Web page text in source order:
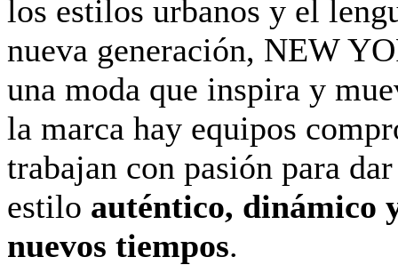
los estilos urbanos y el
nueva generación, NEW
una moda que inspira y
la marca hay equipos
trabajan con pasión para
estilo auténtico, dinámico
nuevos tiempos.